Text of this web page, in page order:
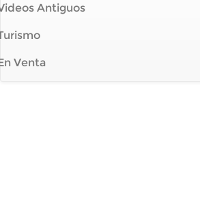
Antiguos
Venta